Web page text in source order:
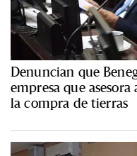
Denuncian que
empresa que
la compra de tierras